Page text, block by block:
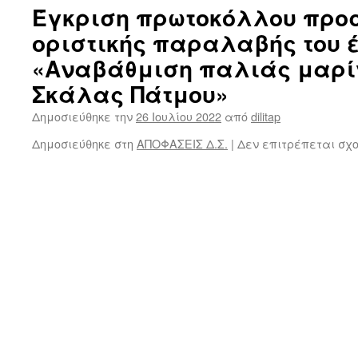
Έγκριση πρωτοκόλλου
οριστικής παραλαβής του
«Αναβάθμιση παλιάς
Σκάλας Πάτμου»
Δημοσιεύθηκε την26 Ιουλίου 2022 απόdilitap
Δημοσιεύθηκε στη ΑΠΟΦΑΣΕΙΣ Δ.Σ. | Δεν επιτρέπεται